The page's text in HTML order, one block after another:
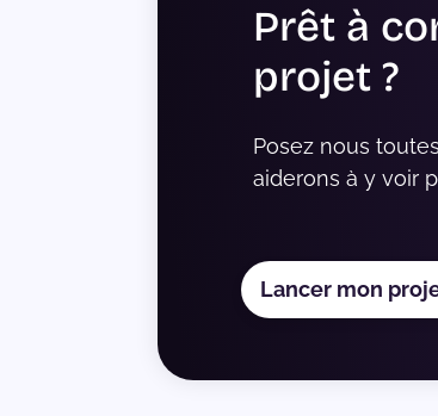
Prêt à
projet ?
Posez nous
aiderons à y voir
Lancer mon